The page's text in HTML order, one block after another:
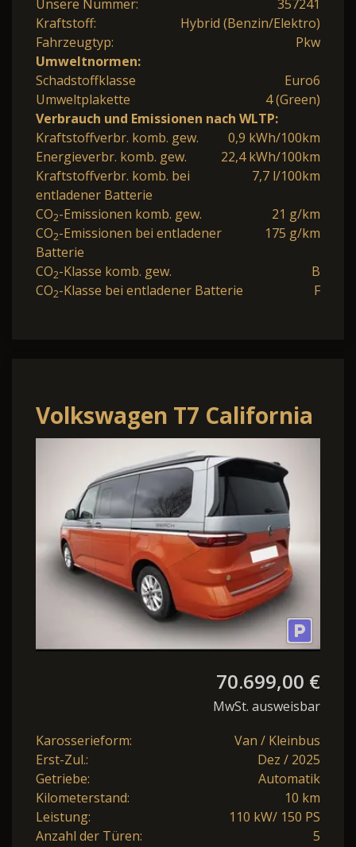
Unsere Nummer:
357241
Kraftstoff:
Hybrid (Benzin/Elektro)
Fahrzeugtyp:
Pkw
Umweltnormen:
Schadstoffklasse
Euro6
Umweltplakette
4 (Green)
Verbrauch und Emissionen nach WLTP:
Kraftstoffverbr. komb. gew.
0,9 kWh/100km
Energieverbr. komb. gew.
22,4 kWh/100km
Kraftstoffverbr. komb. bei
entladener Batterie
7,7 l/100km
CO2-Emissionen komb. gew.
21 g/km
CO2-Emissionen bei entladener
Batterie
175 g/km
CO2-Klasse komb. gew.
B
CO2-Klasse bei entladener Batterie F
Volkswagen T7 California
Beach 2.0TDI DSG Beach
GV5 Premium+ .
70.699,00 €
MwSt. ausweisbar
Karosserieform:
Van / Kleinbus
Erst-Zul.:
Dez / 2025
Getriebe:
Automatik
Kilometerstand:
10 km
Leistung:
110 kW/ 150 PS
Anzahl der Türen:
5